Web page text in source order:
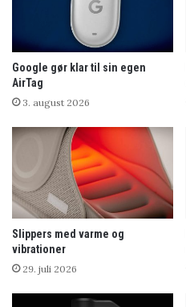
Google gør klar til sin egen
AirTag
3. august 2026
Slippers med varme og
vibrationer
29. juli 2026